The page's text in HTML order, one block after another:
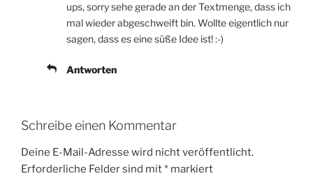
ups, sorry sehe gerade an der Textmenge, dass ich
mal wieder abgeschweift bin. Wollte eigentlich nur
sagen, dass es eine süße Idee ist! :-)
Antworten
Schreibe einen Kommentar
Deine E-Mail-Adresse wird nicht veröffentlicht.
Erforderliche Felder sind mit* markiert